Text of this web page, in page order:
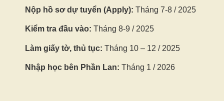
Nộp hồ sơ dự tuyển (Apply): Tháng 7-8 / 2025
Kiểm tra đầu vào: Tháng 8-9 / 2025
Làm giấy tờ, thủ tục: Tháng 10 – 12 / 2025
Nhập học bên Phần Lan: Tháng 1 / 2026